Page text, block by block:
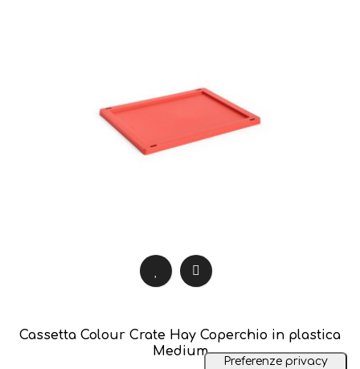
Cassetta Colour Crate Hay Coperchio in plastica
Medium